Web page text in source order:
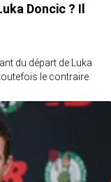
Doncic ? Il
du départ de Luka
le contraire.